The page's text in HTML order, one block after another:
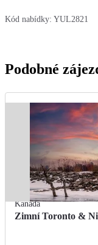
Kód nabídky: YUL2821
Podobné
Kanada
Zimní Toronto &